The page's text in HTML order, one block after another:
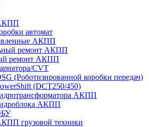
автомат
АКПП
ремонт АКПП
ремонт АКПП
CVT
(Роботизированной коробки передач)
(DCT250/450)
АКПП
АКПП
грузовой техники